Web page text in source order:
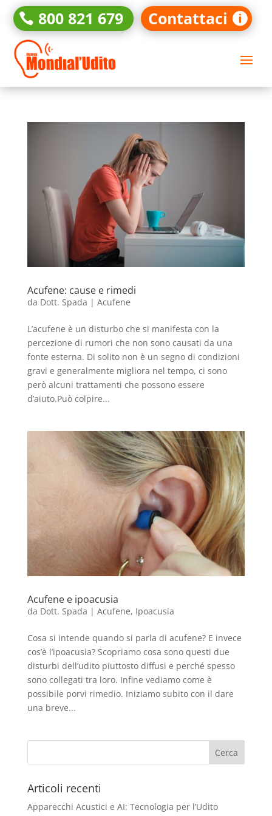
800 821 679 Contattaci
Acufene: cause e rimedi
da Dott. Spada | Acufene
L’acufene è un disturbo che si manifesta con la
percezione di rumori che non sono causati da una
fonte esterna. Di solito non è un segno di condizioni
gravi e generalmente migliora nel tempo, ci sono
però alcuni trattamenti che possono essere
d’aiuto.Può colpire...
Acufene e ipoacusia
da Dott. Spada | Acufene, Ipoacusia
Cosa si intende quando si parla di acufene? E invece
cos’è l’ipoacusia? Scopriamo cosa sono questi due
disturbi dell’udito piuttosto diffusi e perché spesso
sono collegati tra loro. Infine vediamo come è
possibile porvi rimedio. Iniziamo subito con il dare
una breve...
Articoli recenti
Apparecchi Acustici e AI: Tecnologia per l’Udito